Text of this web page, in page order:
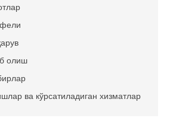
олиш
ва кўрсатиладиган хизматлар